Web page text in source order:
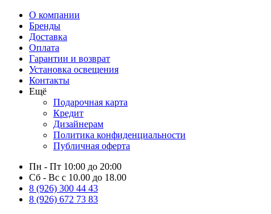
О компании
Бренды
Доставка
Оплата
Гарантии и возврат
Установка освещения
Контакты
Ещё
Подарочная карта
Кредит
Дизайнерам
Политика конфиденциальности
Публичная оферта
Пн - Пт 10:00 до 20:00
Сб - Вс с 10.00 до 18.00
8 (926) 300 44 43
8 (926) 672 73 83